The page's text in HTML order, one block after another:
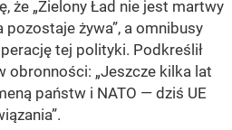
że „Zielony Ład nie jest martwy
żywa”, a omnibusy
tej polityki. Podkreślił
obronności: „Jeszcze kilka lat
państw i NATO — dziś UE